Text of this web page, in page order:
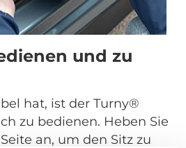
und zu
hat, ist der Turny®
zu bedienen. Heben Sie
an, um den Sitz zu